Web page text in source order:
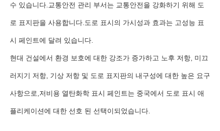
수 있습니다.교통안전 관리 부서는 교통안전을 강화하기 위해 도
로 표지판을 사용합니다.도로 표시의 가시성과 효과는 고성능 표
시 페인트에 달려 있습니다.
현대 건설에서 환경 보호에 대한 강조가 증가하고 노후 저항, 미끄
러지기 저항, 기상 저항 및 도로 표지판의 내구성에 대한 높은 요구
사항으로,저비용 열탄화학 표시 페인트는 중국에서 도로 표시 애
플리케이션에 대한 선호 된 선택이되었습니다.